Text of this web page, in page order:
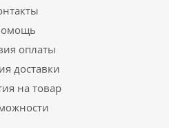
оплаты
доставки
на товар